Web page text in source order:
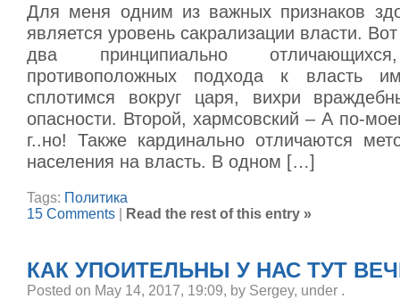
Для меня одним из важных признаков
является уровень сакрализации власти.
два принципиально
противоположных подхода к власть
сплотимся вокруг царя, вихри
опасности. Второй, хармсовский – А по-
г..но! Также кардинально отличаются
населения на власть. В одном […]
Tags: Политика
15 Comments
Read the rest of this entry »
КАК УПОИТЕЛЬНЫ У НАС ТУТ
Posted on May 14, 2017, 19:09, by Sergey, under .